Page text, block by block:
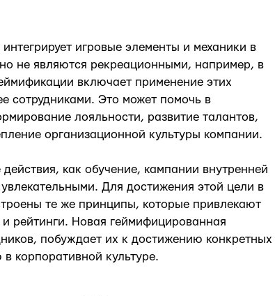
игровые элементы и механики в
не являются рекреационными, например, в
включает применение этих
сотрудниками. Это может помочь в
лояльности, развитие талантов,
организационной культуры компании.
действия, как обучение, кампании внутренней
Для достижения этой цели в
те же принципы, которые привлекают
рейтинги. Новая геймифицированная
побуждает их к достижению конкретных
корпоративной культуре.